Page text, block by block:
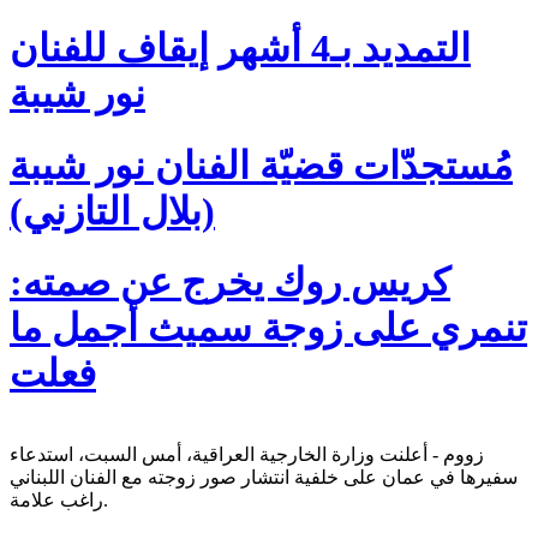
التمديد بـ4 أشهر إيقاف للفنان
نور شيبة
مُستجدّات قضيّة الفنان نور شيبة
(بلال التازني)
كريس روك يخرج عن صمته:
تنمري على زوجة سميث أجمل ما
فعلت
زووم - أعلنت وزارة الخارجية العراقية، أمس السبت، استدعاء
سفيرها في عمان على خلفية انتشار صور زوجته مع الفنان اللبناني
راغب علامة.